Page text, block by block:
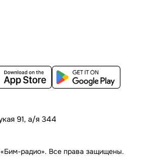
91, а/я 344
радио». Все права защищены.